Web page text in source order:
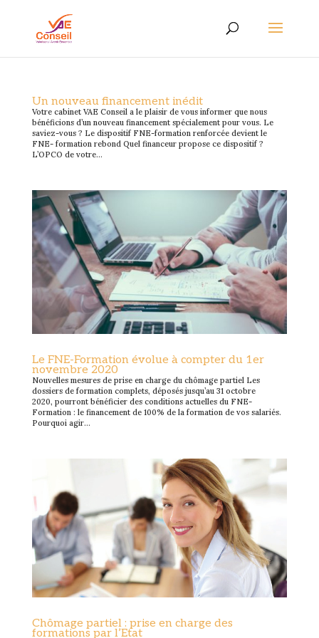
Un nouveau financement inédit
Votre cabinet VAE Conseil a le plaisir de vous informer que nous
bénéficions d’un nouveau financement spécialement pour vous. Le
saviez-vous ? Le dispositif FNE-formation renforcée devient le
FNE- formation rebond Quel financeur propose ce dispositif ?
L’OPCO de votre...
Le FNE-Formation évolue à compter du 1er
novembre 2020
Nouvelles mesures de prise en charge du chômage partiel Les
dossiers de formation complets, déposés jusqu’au 31 octobre
2020, pourront bénéficier des conditions actuelles du FNE-
Formation : le financement de 100% de la formation de vos salariés.
Pourquoi agir...
Chômage partiel : prise en charge des
formations par l’Etat